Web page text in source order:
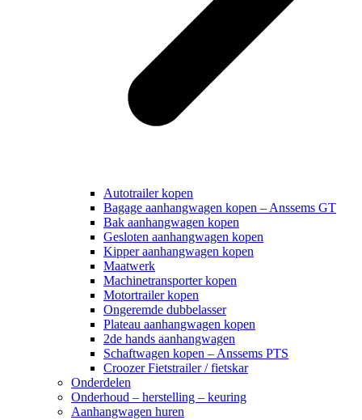
Autotrailer kopen
Bagage aanhangwagen kopen – Anssems GT
Bak aanhangwagen kopen
Gesloten aanhangwagen kopen
Kipper aanhangwagen kopen
Maatwerk
Machinetransporter kopen
Motortrailer kopen
Ongeremde dubbelasser
Plateau aanhangwagen kopen
2de hands aanhangwagen
Schaftwagen kopen – Anssems PTS
Croozer Fietstrailer / fietskar
Onderdelen
Onderhoud – herstelling – keuring
Aanhangwagen huren